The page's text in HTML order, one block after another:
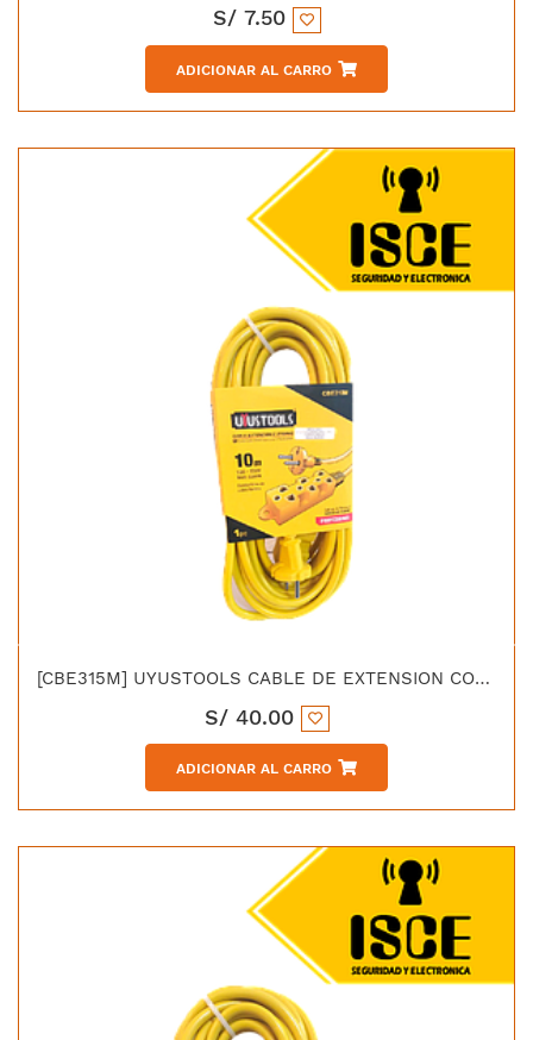
S/ 7.50
ADICIONAR AL CARRO
[CBE315M] UYUSTOOLS CABLE DE EXTENSION CON 3 TOMAS 15M
S/ 40.00
ADICIONAR AL CARRO